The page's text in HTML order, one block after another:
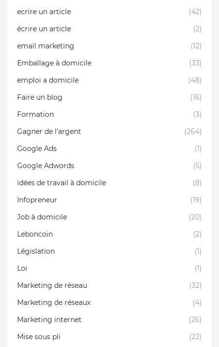
ecrire un article
(42)
écrire un article
(2)
email marketing
(12)
Emballage à domicile
(33)
emploi a domicile
(48)
Faire un blog
(16)
Formation
(3)
Gagner de l'argent
(264)
Google Ads
(1)
Google Adwords
(5)
idées de travail à domicile
(8)
Infopreneur
(19)
Job à domicile
(20)
Leboncoin
(2)
Législation
(1)
Loi
(1)
Marketing de réseau
(32)
Marketing de réseaux
(4)
Marketing internet
(26)
Mise sous pli
(22)